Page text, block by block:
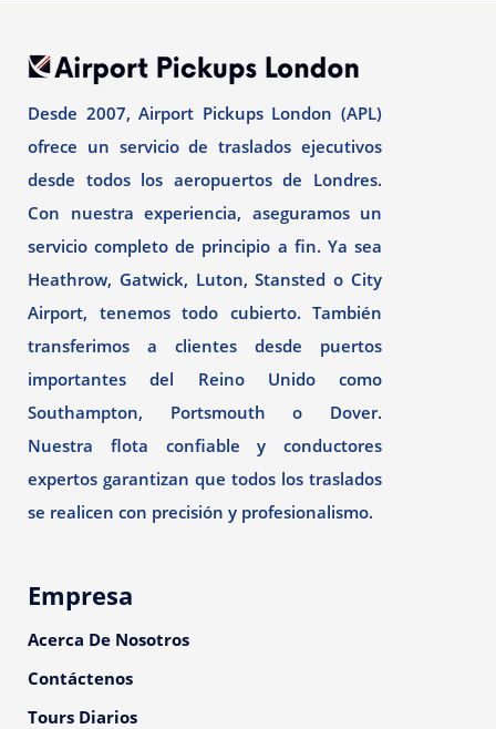
Desde 2007, Airport Pickups London (APL)
ofrece un servicio de traslados ejecutivos
desde todos los aeropuertos de Londres.
Con nuestra experiencia, aseguramos un
servicio completo de principio a fin. Ya sea
Heathrow, Gatwick, Luton, Stansted o City
Airport, tenemos todo cubierto. También
transferimos a clientes desde puertos
importantes del Reino Unido como
Southampton, Portsmouth o Dover.
Nuestra flota confiable y conductores
expertos garantizan que todos los traslados
se realicen con precisión y profesionalismo.
Empresa
Acerca De Nosotros
Contáctenos
Tours Diarios